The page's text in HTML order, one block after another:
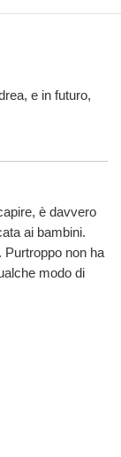
e in futuro,
è davvero
ai bambini.
Purtroppo non ha
modo di